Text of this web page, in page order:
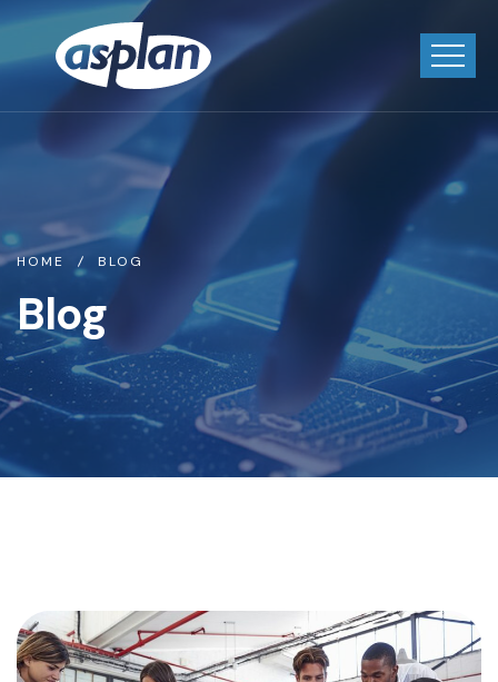
HOME BLOG
Blog